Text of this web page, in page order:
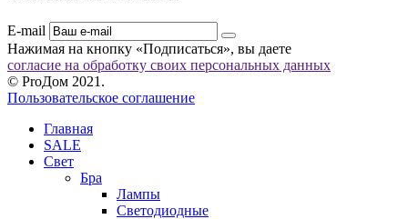
E-mail
Нажимая на кнопку «Подписаться», вы даете
согласие на обработку своих персональных данных
© ProДом 2021.
Пользовательское соглашение
Главная
SALE
Свет
Бра
Лампы
Светодиодные